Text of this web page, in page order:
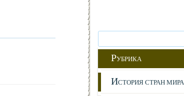
РУБРИКА
ИСТОРИЯ СТРАН МИРА